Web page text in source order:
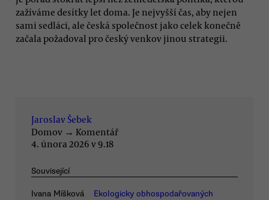
zažíváme desítky let doma. Je nejvyšší čas, aby nejen
sami sedláci, ale česká společnost jako celek konečně
začala požadoval pro český venkov jinou strategii.
Jaroslav Šebek
Domov → Komentář
4. února 2026 v 9.18
Související
Ivana Míšková
Ekologicky obhospodařovaných